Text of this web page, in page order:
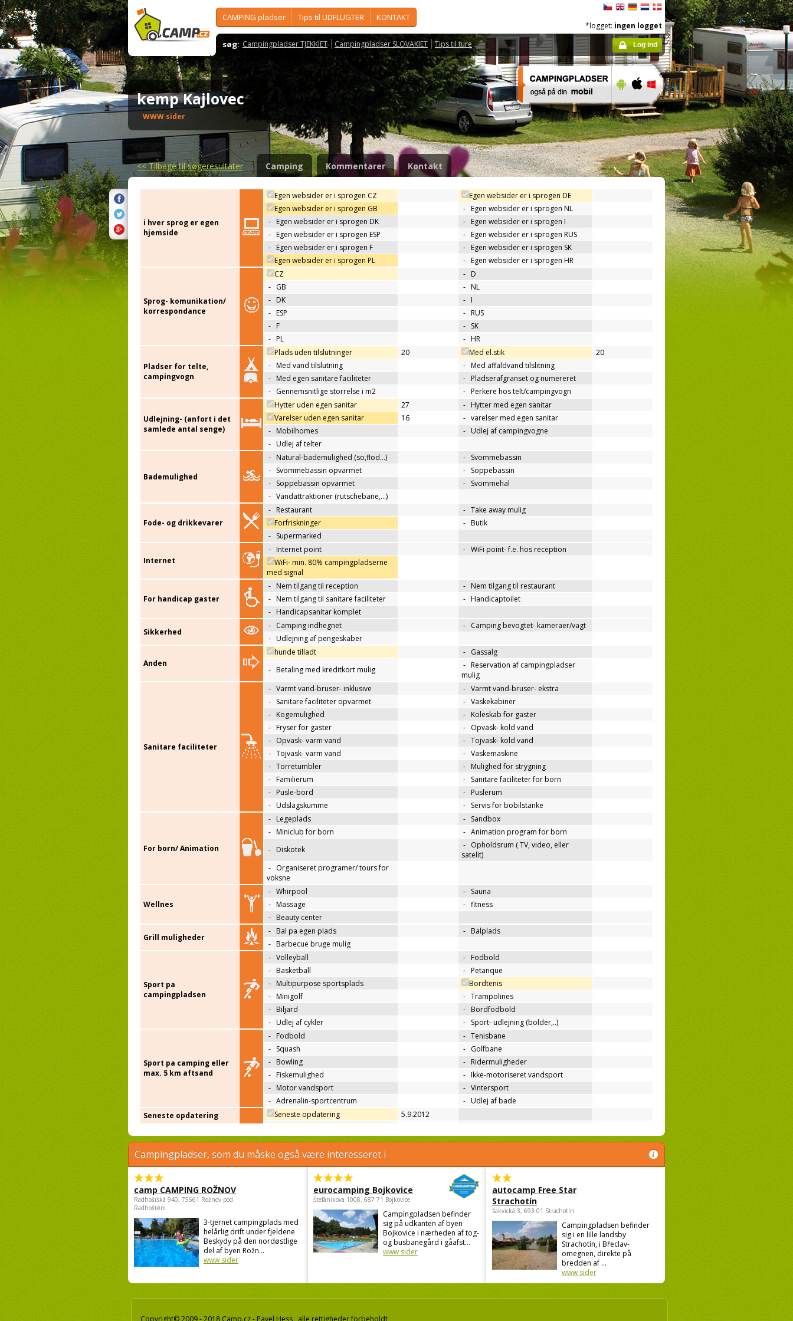
CAMPING pladser Tips til UDFLUGTER KONTAKT
søg: Campingpladser TJEKKIET Campingpladser SLOVAKIET Tips til ture
*logget: ingen logget
Log ind
kemp Kajlovec
WWW sider
<<Tilbage til søgeresultater Camping Kommentarer Kontakt
i hver sprog er egen
hjemside
Egen websider er i sprogen CZ
Egen websider er i sprogen DE
Egen websider er i sprogen GB
- Egen websider er i sprogen NL
- Egen websider er i sprogen DK - Egen websider er i sprogen I
- Egen websider er i sprogen ESP - Egen websider er i sprogen RUS
- Egen websider er i sprogen F - Egen websider er i sprogen SK
Egen websider er i sprogen PL
- Egen websider er i sprogen HR
Sprog- komunikation/
korrespondance
CZ - D
- GB - NL
- DK - I
- ESP - RUS
- F - SK
- PL - HR
Pladser for telte,
campingvogn
Plads uden tilslutninger 20 Med el.stik
20
- Med vand tilslutning - Med affaldvand tilslitning
- Med egen sanitare faciliteter - Pladserafgranset og numereret
- Gennemsnitlige storrelse i m2 - Perkere hos telt/campingvogn
Udlejning- (anfort i det
samlede antal senge)
Hytter uden egen sanitar 27 - Hytter med egen sanitar
Varelser uden egen sanitar
16 - varelser med egen sanitar
- Mobilhomes - Udlej af campingvogne
- Udlej af telter
Bademulighed
- Natural-bademulighed (so,flod...) - Svommebassin
- Svommebassin opvarmet - Soppebassin
- Soppebassin opvarmet - Svommehal
- Vandattraktioner (rutschebane,…)
Fode- og drikkevarer
- Restaurant - Take away mulig
Forfriskninger
- Butik
- Supermarked
Internet
- Internet point - WiFi point- f.e. hos reception
WiFi- min. 80% campingpladserne
med signal
For handicap gaster
- Nem tilgang til reception - Nem tilgang til restaurant
- Nem tilgang til sanitare faciliteter - Handicaptoilet
- Handicapsanitar komplet
Sikkerhed
- Camping indhegnet - Camping bevogtet- kameraer/vagt
- Udlejning af pengeskaber
Anden
hunde tilladt - Gassalg
- Betaling med kreditkort mulig - Reservation af campingpladser
mulig
Sanitare faciliteter
- Varmt vand-bruser- inklusive - Varmt vand-bruser- ekstra
- Sanitare faciliteter opvarmet - Vaskekabiner
- Kogemulighed - Koleskab for gaster
- Fryser for gaster - Opvask- kold vand
- Opvask- varm vand - Tojvask- kold vand
- Tojvask- varm vand - Vaskemaskine
- Torretumbler - Mulighed for strygning
- Familierum - Sanitare faciliteter for born
- Pusle-bord - Puslerum
- Udslagskumme - Servis for bobilstanke
For born/ Animation
- Legeplads - Sandbox
- Miniclub for born - Animation program for born
- Diskotek - Opholdsrum ( TV, video, eller
satelit)
- Organiseret programer/ tours for
voksne
Wellnes
- Whirpool - Sauna
- Massage - fitness
- Beauty center
Grill muligheder
- Bal pa egen plads - Balplads
- Barbecue bruge mulig
Sport pa
campingpladsen
- Volleyball - Fodbold
- Basketball - Petanque
- Multipurpose sportsplads
Bordtenis
- Minigolf - Trampolines
- Biljard - Bordfodbold
- Udlej af cykler - Sport- udlejning (bolder,..)
Sport pa camping eller
max. 5 km aftsand
- Fodbold - Tenisbane
- Squash - Golfbane
- Bowling - Ridermuligheder
- Fiskemulighed - Ikke-motoriseret vandsport
- Motor vandsport - Vintersport
- Adrenalin-sportcentrum - Udlej af bade
Seneste opdatering
Seneste opdatering 5.9.2012
Campingpladser, som du måske også være interesseret i
camp CAMPING ROŽNOV
Radhošťská 940, 75661 Rožnov pod
Radhoštěm
3-tjernet campingplads med
helårlig drift under fjeldene
Beskydy på den nordøstlige
del af byen Rožn...
www sider
eurocamping Bojkovice
Štefánikova 1008, 687 71 Bojkovice
Campingpladsen befinder
sig på udkanten af byen
Bojkovice i nærheden af tog-
og busbanegård i gåafst...
www sider
autocamp Free Star
Strachotín
Šakvická 3, 693 01 Strachotín
Campingpladsen befinder
sig i en lille landsby
Strachotín, i Břeclav-
omegnen, direkte på
bredden af ...
www sider